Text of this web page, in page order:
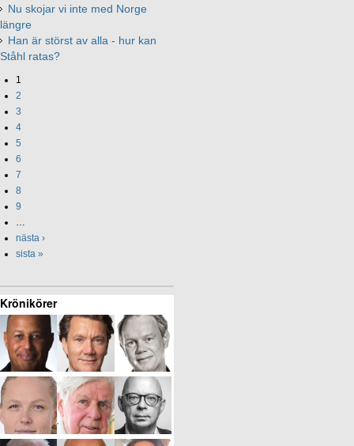
Nu skojar vi inte med Norge
längre
Han är störst av alla - hur kan
Ståhl ratas?
1
2
3
4
5
6
7
8
9
nästa ›
sista »
Krönikörer